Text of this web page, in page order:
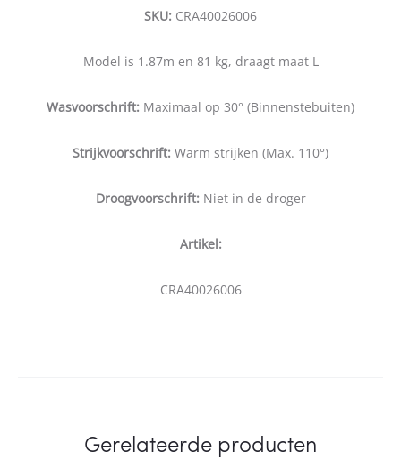
SKU: CRA40026006
Model is 1.87m en 81 kg, draagt maat L
Wasvoorschrift: Maximaal op 30° (Binnenstebuiten)
Strijkvoorschrift: Warm strijken (Max. 110°)
Droogvoorschrift: Niet in de droger
Artikel:
CRA40026006
Gerelateerde producten